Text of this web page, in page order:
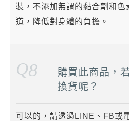
裝，不添加無謂的黏合劑和色
道，降低對身體的負擔。
Q8
購買此商品，
換貨呢？
可以的，請透過LINE、FB或